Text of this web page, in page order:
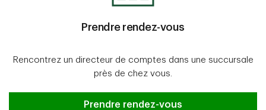
Prendre rendez-vous
Rencontrez un directeur de comptes dans une succursale
près de chez vous.
Prendre rendez-vous
Prendre rendez-vous